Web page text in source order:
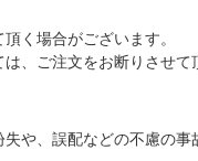
く場合がございます。
、ご注文をお断りさせて
や、誤配などの不慮の